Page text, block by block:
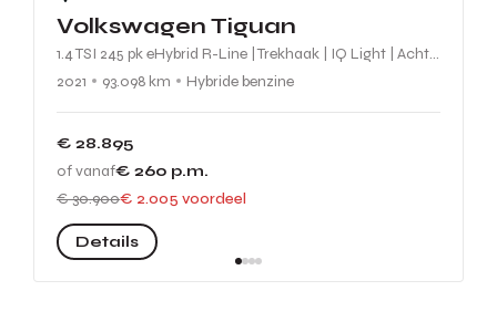
Volkswagen Tiguan
1.4 TSI 245 pk eHybrid R-Line | Trekhaak | IQ Light | Achteruitrijcamera | Stuur-/stoelverwarming
2021
93.098 km Hybride benzine
€ 28.895
of vanaf€ 260 p.m.
€ 30.900€ 2.005 voordeel
Details